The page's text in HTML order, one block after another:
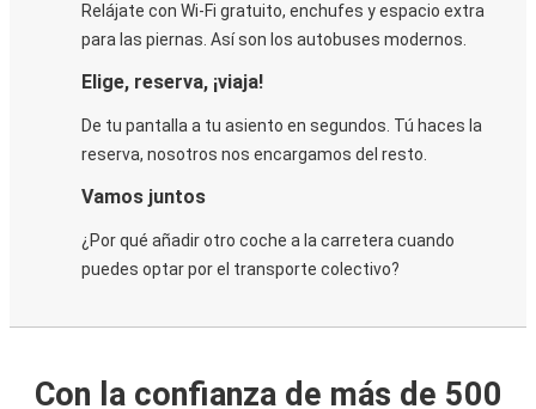
Relájate con Wi-Fi gratuito, enchufes y espacio extra
para las piernas. Así son los autobuses modernos.
Elige, reserva, ¡viaja!
De tu pantalla a tu asiento en segundos. Tú haces la
reserva, nosotros nos encargamos del resto.
Vamos juntos
¿Por qué añadir otro coche a la carretera cuando
puedes optar por el transporte colectivo?
Con la confianza de más de 500